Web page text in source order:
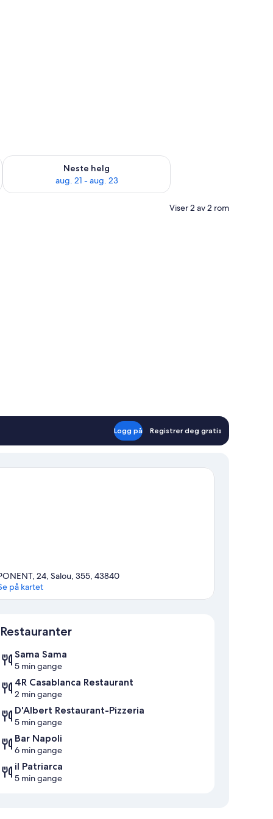
14 - aug. 16
Neste helg
aug. 21 - aug. 23
Sjekk tilgjengelighet for neste helg, aug. 21 - aug. 23
Viser 2 av 2 rom
og kokeplater
brett, barnesenger (inkludert) og wi-fi (inkludert)
Logg på Registrer deg gratis
24, Salou, 355, 43840
på kartet
Restauranter
Sama Sama
5 min gange
4R Casablanca Restaurant
2 min gange
D'Albert Restaurant-Pizzeria
5 min gange
Bar Napoli
6 min gange
il Patriarca
5 min gange